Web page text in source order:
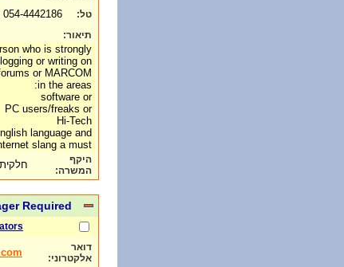
טל:
תיאור:
who is strongly
or writing on
or MARCOM
in the areas:
software or
PC users/freaks or
Hi-Tech
language and
slang a must.
היקף
המשרה:
חלקית
Required
דואר
אלקטרוני: